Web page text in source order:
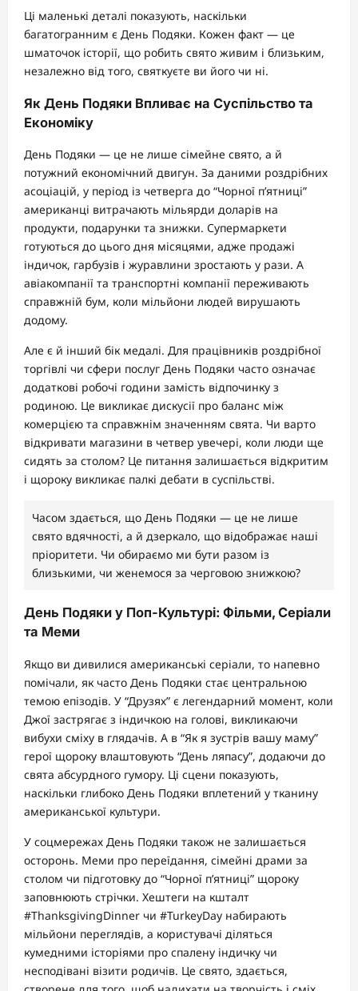
Ці маленькі деталі показують, наскільки
багатогранним є День Подяки. Кожен факт — це
шматочок історії, що робить свято живим і близьким,
незалежно від того, святкуєте ви його чи ні.
Як День Подяки Впливає на Суспільство та
Економіку
День Подяки — це не лише сімейне свято, а й
потужний економічний двигун. За даними роздрібних
асоціацій, у період із четверга до “Чорної п’ятниці”
американці витрачають мільярди доларів на
продукти, подарунки та знижки. Супермаркети
готуються до цього дня місяцями, адже продажі
індичок, гарбузів і журавлини зростають у рази. А
авіакомпанії та транспортні компанії переживають
справжній бум, коли мільйони людей вирушають
додому.
Але є й інший бік медалі. Для працівників роздрібної
торгівлі чи сфери послуг День Подяки часто означає
додаткові робочі години замість відпочинку з
родиною. Це викликає дискусії про баланс між
комерцією та справжнім значенням свята. Чи варто
відкривати магазини в четвер увечері, коли люди ще
сидять за столом? Це питання залишається відкритим
і щороку викликає палкі дебати в суспільстві.
Часом здається, що День Подяки — це не лише
свято вдячності, а й дзеркало, що відображає наші
пріоритети. Чи обираємо ми бути разом із
близькими, чи женемося за черговою знижкою?
День Подяки у Поп-Культурі: Фільми, Серіали
та Меми
Якщо ви дивилися американські серіали, то напевно
помічали, як часто День Подяки стає центральною
темою епізодів. У “Друзях” є легендарний момент, коли
Джої застрягає з індичкою на голові, викликаючи
вибухи сміху в глядачів. А в “Як я зустрів вашу маму”
герої щороку влаштовують “День ляпасу”, додаючи до
свята абсурдного гумору. Ці сцени показують,
наскільки глибоко День Подяки вплетений у тканину
американської культури.
У соцмережах День Подяки також не залишається
осторонь. Меми про переїдання, сімейні драми за
столом чи підготовку до “Чорної п’ятниці” щороку
заповнюють стрічки. Хештеги на кшталт
#ThanksgivingDinner чи #TurkeyDay набирають
мільйони переглядів, а користувачі діляться
кумедними історіями про спалену індичку чи
несподівані візити родичів. Це свято, здається,